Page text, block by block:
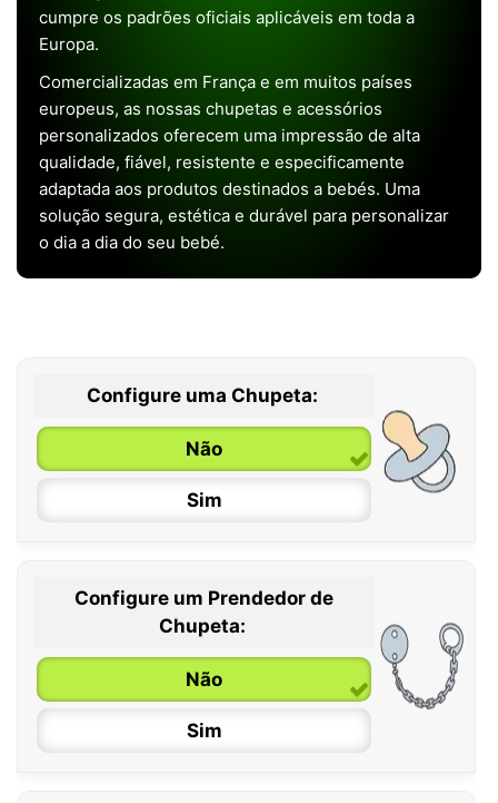
cumpre os padrões oficiais aplicáveis em toda a
Europa.
Comercializadas em França e em muitos países
europeus, as nossas chupetas e acessórios
personalizados oferecem uma impressão de alta
qualidade, fiável, resistente e especificamente
adaptada aos produtos destinados a bebés. Uma
solução segura, estética e durável para personalizar
o dia a dia do seu bebé.
Configure uma Chupeta:
Não
Sim
0 / 6 meses
6 / 36 meses
Configure um Prendedor de
Chupeta:
Não
Sim